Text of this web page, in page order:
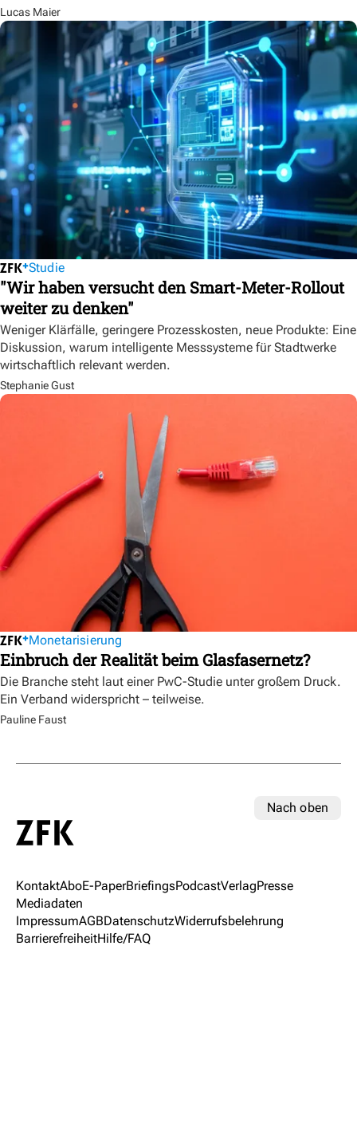
Lucas Maier
Studie
"Wir haben versucht den Smart-Meter-Rollout
weiter zu denken"
Weniger Klärfälle, geringere Prozesskosten, neue Produkte: Eine
Diskussion, warum intelligente Messsysteme für Stadtwerke
wirtschaftlich relevant werden.
Stephanie Gust
Monetarisierung
Einbruch der Realität beim Glasfasernetz?
Die Branche steht laut einer PwC-Studie unter großem Druck.
Ein Verband widerspricht – teilweise.
Pauline Faust
Nach oben
KontaktAboE-PaperBriefingsPodcastVerlagPresse
Mediadaten
ImpressumAGBDatenschutzWiderrufsbelehrung
BarrierefreiheitHilfe/FAQ